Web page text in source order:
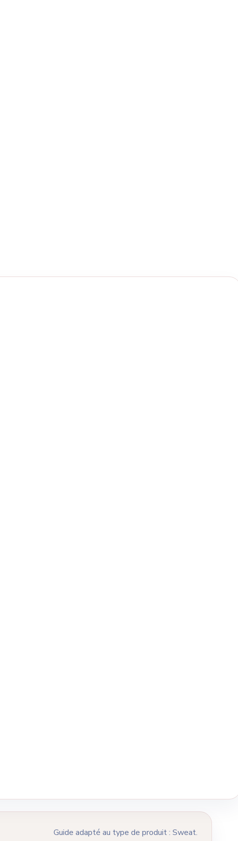
Guide adapté au type de produit : Sweat.